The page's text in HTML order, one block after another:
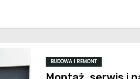
BUDOWA I REMONT